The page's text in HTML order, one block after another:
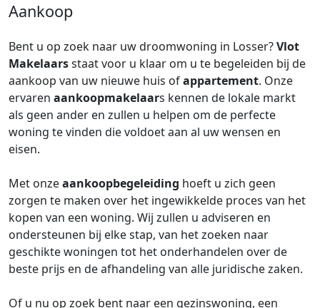
Aankoop
Bent u op zoek naar uw droomwoning in Losser?Vlot
Makelaarsstaat voor u klaar om u te begeleiden bij de
aankoop van uw nieuwe huis ofappartement. Onze
ervaren aankoopmakelaars kennen de lokale markt
als geen ander en zullen u helpen om de perfecte
woning te vinden die voldoet aan al uw wensen en
eisen.
Met onzeaankoopbegeleiding hoeft u zich geen
zorgen te maken over het ingewikkelde proces van het
kopen van een woning. Wij zullen u adviseren en
ondersteunen bij elke stap, van het zoeken naar
geschikte woningen tot het onderhandelen over de
beste prijs en de afhandeling van alle juridische zaken.
Of u nu op zoek bent naar een gezinswoning, een